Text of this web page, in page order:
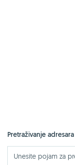
Pretraživanje adresara